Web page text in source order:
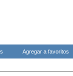
Agregar a favoritos